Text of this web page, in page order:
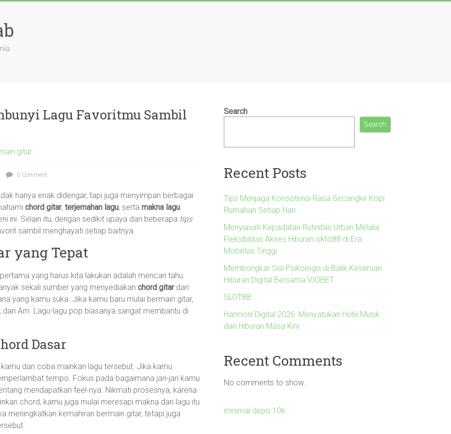
Lagu Favoritmu Sambil
gitar
0 Comment
hanya enak didengar, tapi juga menyimpan berbagai
chord gitar, terjemahan lagu, serta makna lagu
ini. Selain itu, dengan sedikit upaya dan beberapa tips
sambil menghayati setiap baitnya.
yang Tepat
yang harus kita lakukan adalah mencari tahu
sekali sumber yang menyediakan chord gitardari
yang kamu suka. Jika kamu baru mulai bermain gitar,
dan Am. Lagu-lagu pop biasanya sangat membantu di
Dasar
dan coba mainkan lagu tersebut. Jika kamu
tempo. Fokus pada bagaimana jari-jari kamu
mendapatkan feel-nya. Nikmati prosesnya, karena
chord, kamu juga mulai meresapi makna dari lagu itu
meningkatkan kemahiran bermain gitar, tetapi juga
Search
Search
Recent Posts
Tips Menjaga Konsistensi Rasa Secangkir Kopi
Rumahan Setiap Hari
Menyiasati Kepadatan Rutinitas Urban Melalui
Fleksibilitas Akses Hiburan okto88 di Era
Mobilitas Tinggi
Membongkar Sisi Psikologis di Balik Keseruan
Hiburan Digital Bersama VIOBET
SLOT88
Harmoni Digital 2026: Menyatukan Hobi Musik
dan Hiburan Masa Kini
Recent Comments
No comments to show.
minimal depo 10k